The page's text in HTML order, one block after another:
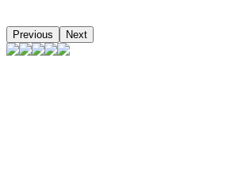
Previous Next